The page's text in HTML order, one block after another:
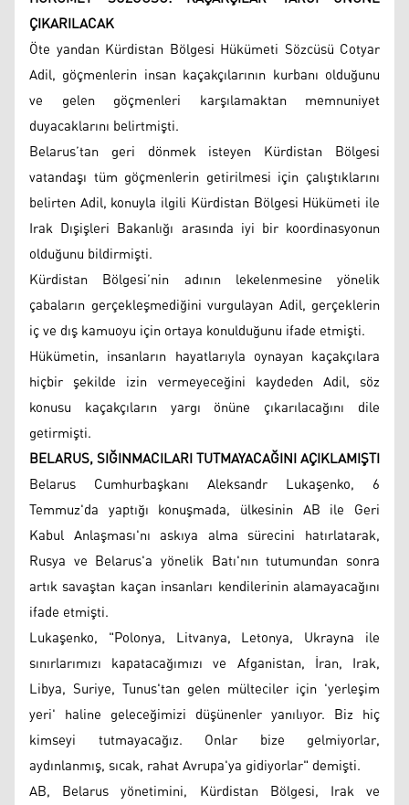
ÇIKARILACAK
Öte yandan Kürdistan Bölgesi Hükümeti Sözcüsü Cotyar
Adil, göçmenlerin insan kaçakçılarının kurbanı olduğunu
ve gelen göçmenleri karşılamaktan memnuniyet
duyacaklarını belirtmişti.
Belarus’tan geri dönmek isteyen Kürdistan Bölgesi
vatandaşı tüm göçmenlerin getirilmesi için çalıştıklarını
belirten Adil, konuyla ilgili Kürdistan Bölgesi Hükümeti ile
Irak Dışişleri Bakanlığı arasında iyi bir koordinasyonun
olduğunu bildirmişti.
Kürdistan Bölgesi’nin adının lekelenmesine yönelik
çabaların gerçekleşmediğini vurgulayan Adil, gerçeklerin
iç ve dış kamuoyu için ortaya konulduğunu ifade etmişti.
Hükümetin, insanların hayatlarıyla oynayan kaçakçılara
hiçbir şekilde izin vermeyeceğini kaydeden Adil, söz
konusu kaçakçıların yargı önüne çıkarılacağını dile
getirmişti.
BELARUS, SIĞINMACILARI TUTMAYACAĞINI AÇIKLAMIŞTI
Belarus Cumhurbaşkanı Aleksandr Lukaşenko, 6
Temmuz'da yaptığı konuşmada, ülkesinin AB ile Geri
Kabul Anlaşması'nı askıya alma sürecini hatırlatarak,
Rusya ve Belarus'a yönelik Batı'nın tutumundan sonra
artık savaştan kaçan insanları kendilerinin alamayacağını
ifade etmişti.
Lukaşenko, "Polonya, Litvanya, Letonya, Ukrayna ile
sınırlarımızı kapatacağımızı ve Afganistan, İran, Irak,
Libya, Suriye, Tunus'tan gelen mülteciler için 'yerleşim
yeri' haline geleceğimizi düşünenler yanılıyor. Biz hiç
kimseyi tutmayacağız. Onlar bize gelmiyorlar,
aydınlanmış, sıcak, rahat Avrupa'ya gidiyorlar" demişti.
AB, Belarus yönetimini, Kürdistan Bölgesi, Irak ve